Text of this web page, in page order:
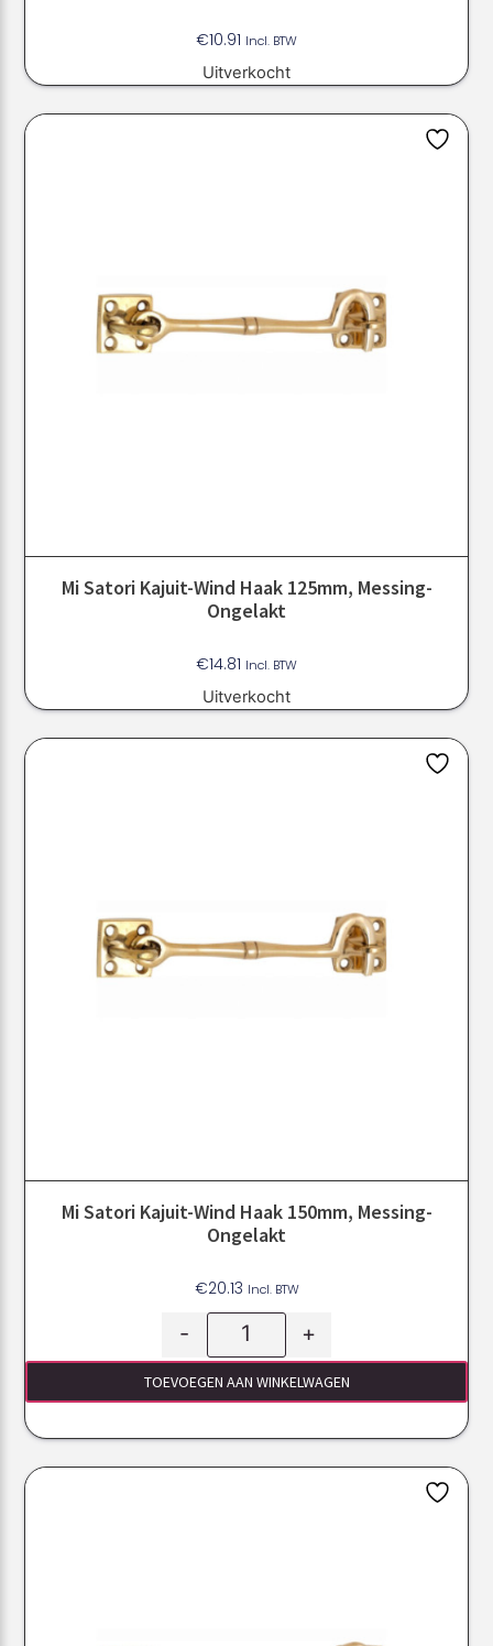
€10.91 Incl. BTW
Uitverkocht
Mi Satori Kajuit-Wind Haak 125mm, Messing-
Ongelakt
€14.81 Incl. BTW
Uitverkocht
Mi Satori Kajuit-Wind Haak 150mm, Messing-
Ongelakt
€20.13 Incl. BTW
- +
TOEVOEGEN AAN WINKELWAGEN